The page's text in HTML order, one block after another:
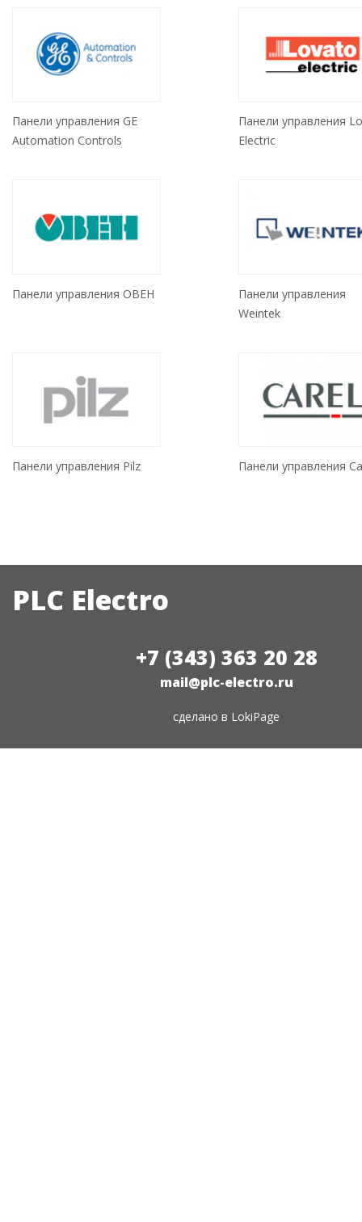
Панели управления GE
Automation Controls
Панели управления
Electric
Панели управления ОВЕН
Панели управления
Weintek
Панели управления Pilz Панели управления
PLC Electro
+7 (343) 363 20 28
mail@plc-electro.ru
сделано в LokiPage